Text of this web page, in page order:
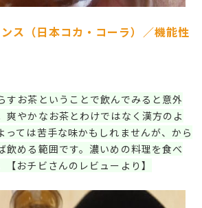
ス（日本コカ・コーラ）／機能性
すお茶ということで飲んでみると意外
爽やかなお茶とわけではなく漢方のよ
っては苦手な味かもしれませんが、から
飲める範囲です。濃いめの料理を食べ
おチビさんのレビューより】